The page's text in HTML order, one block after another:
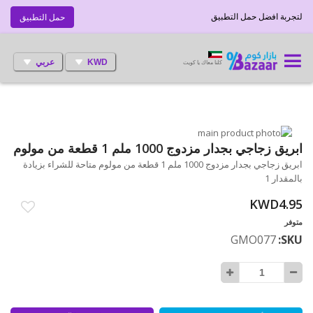
حمل التطبيق لتجربة افضل حمل التطبيق
KWD عربي كلنا معاك يا كويت
انتقل
إلى
النهاية
معرض
الصور
تخطي
إلى
بداية
معرض
الصور
ابريق زجاجي بجدار مزدوج 1000 ملم 1 قطعة من مولوم
ابريق زجاجي بجدار مزدوج 1000 ملم 1 قطعة من مولوم متاحة للشراء بزيادة
بالمقدار 1
KWD4.95
متوفر
SKU
GMO077